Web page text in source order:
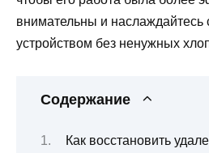
внимательны и
устройством без ненужных
Содержание
Как восстановить